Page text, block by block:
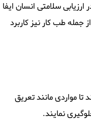
سلامتی انسان ایفا
طب کار نیز کاربرد
مواردی مانند تعریق
نمایند.